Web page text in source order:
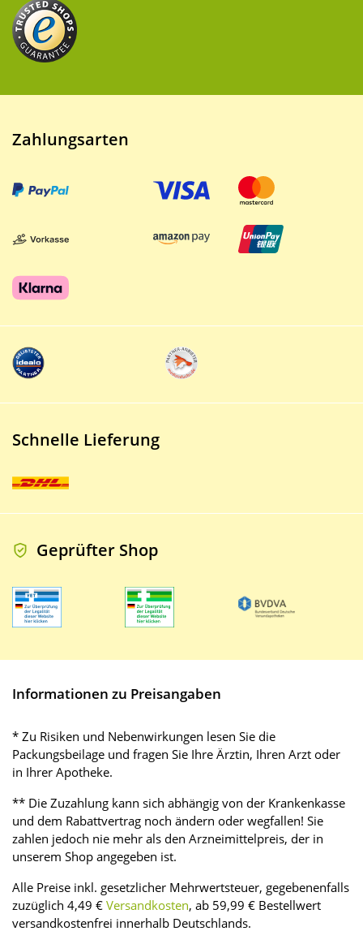
Zahlungsarten
Schnelle Lieferung
Geprüfter Shop
Informationen zu Preisangaben
* Zu Risiken und Nebenwirkungen lesen Sie die
Packungsbeilage und fragen Sie Ihre Ärztin, Ihren Arzt oder
in Ihrer Apotheke.
** Die Zuzahlung kann sich abhängig von der Krankenkasse
und dem Rabattvertrag noch ändern oder wegfallen! Sie
zahlen jedoch nie mehr als den Arzneimittelpreis, der in
unserem Shop angegeben ist.
Alle Preise inkl. gesetzlicher Mehrwertsteuer, gegebenenfalls
zuzüglich 4,49 € Versandkosten, ab 59,99 € Bestellwert
versandkostenfrei innerhalb Deutschlands.